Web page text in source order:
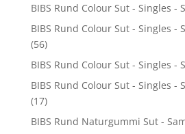
BIBS Rund Colour Sut - Singles -
BIBS Rund Colour Sut - Singles -
(56)
BIBS Rund Colour Sut - Singles -
BIBS Rund Colour Sut - Singles -
(17)
BIBS Rund Naturgummi Sut -